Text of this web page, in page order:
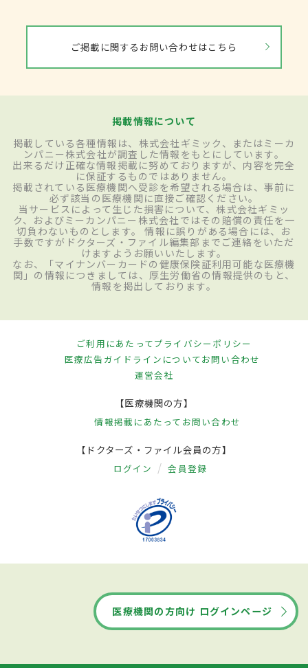
ご掲載に関するお問い合わせはこちら
掲載情報について
掲載している各種情報は、株式会社ギミック、またはミーカ
ンパニー株式会社が調査した情報をもとにしています。
出来るだけ正確な情報掲載に努めておりますが、内容を完全
に保証するものではありません。
掲載されている医療機関へ受診を希望される場合は、事前に
必ず該当の医療機関に直接ご確認ください。
当サービスによって生じた損害について、株式会社ギミッ
ク、およびミーカンパニー株式会社ではその賠償の責任を一
切負わないものとします。 情報に誤りがある場合には、お
手数ですがドクターズ・ファイル編集部までご連絡をいただ
けますようお願いいたします。
なお、「マイナンバーカードの健康保険証利用可能な医療機
関」の情報につきましては、厚生労働省の情報提供のもと、
情報を掲出しております。
ご利用にあたってプライバシーポリシー
医療広告ガイドラインについてお問い合わせ
運営会社
【医療機関の方】
情報掲載にあたって お問い合わせ
【ドクターズ・ファイル会員の方】
ログイン 会員登録
医療機関の方向け ログインページ